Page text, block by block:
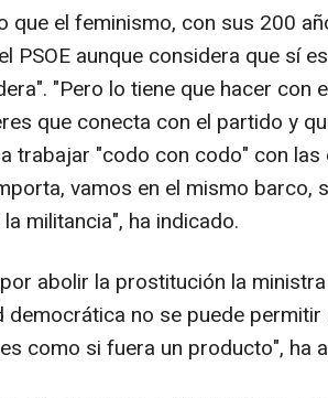
que el feminismo, con sus 200
PSOE aunque considera que sí
"Pero lo tiene que hacer con
que conecta con el partido y
trabajar "codo con codo" con las
vamos en el mismo barco,
militancia", ha indicado.
abolir la prostitución la
democrática no se puede
como si fuera un producto", ha